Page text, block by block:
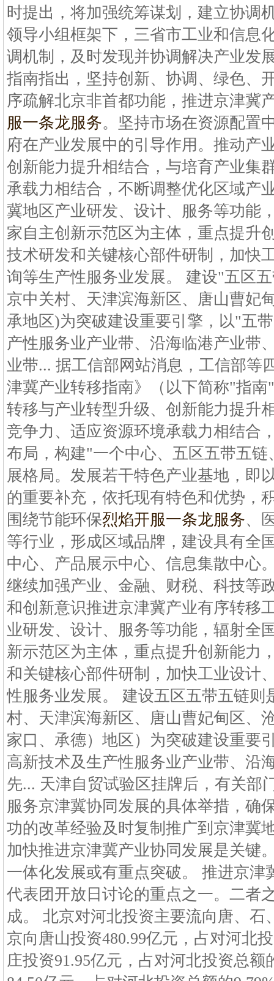
时提出，将加强统筹谋划，建立协调
领导小组框架下，三省市工业和信息
调机制，及时发现并协调解决产业发
指南指出，坚持创新、协调、绿色、
序疏解北京非首都功能，推进京津冀
服一条龙服务。坚持市场在资源配置
府在产业发展中的引导作用。推动产
创新能力提升相结合，与培育产业集
承载力相结合，不断调整优化区域产
冀地区产业研发、设计、服务等功能
家自主创新示范区为主体，重点提升
技术研发和关键核心部件研制，加快
询等生产性服务业发展。 建设"五区
京中关村、天津滨海新区、唐山曹妃
承地区)为突破建设重要引擎，以"五
产性服务业产业带、沿海临港产业带
业带... 据工信部网站消息，工信部等
津冀产业转移指南》（以下简称"指
转移与产业转型升级、创新能力提升
竞争力、适应资源环境承载力相结合
布局，构建"一个中心、五区五带五
展格局。发展若干特色产业基地，即
的重要补充，依托现有特色和优势，
围绕节能环保烈焰开服一条龙服务、
等行业，形成区域品牌，建设具有全
中心、产品展示中心、信息集散中心
继续加强产业、金融、财税、科技等
和创新意识推进京津冀产业有序转移
业研发、设计、服务等功能，辐射全
新示范区为主体，重点提升创新能力
和关键核心部件研制，加快工业设计
性服务业发展。 建设五区五带五链则
村、天津滨海新区、唐山曹妃甸区、
家口、承德）地区）为突破建设重要
高新技术及生产性服务业产业带、沿
先... 天津自贸试验区挂牌后，有关部
服务京津冀协同发展的具体举措，确
功的改革经验及时复制推广到京津冀
加快推进京津冀产业协同发展是关键
一体化发展或有重点突破。 推进京津
代表团开放日讨论的重点之一。二者
成。 北京对河北投资主要流向唐、石
京向唐山投资480.99亿元，占对河北
庄投资91.95亿元，占对河北投资总额